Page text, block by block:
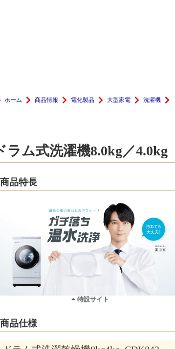
ホーム 商品情報 電化製品 大型家電 洗濯機
ドラム式洗濯機8.0kg／4.0kg
商品特長
特設サイト
商品仕様